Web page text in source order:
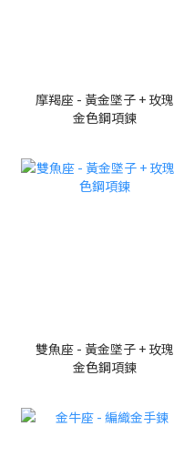
摩羯座 - 黃金墜子 + 玫瑰
金色鋼項鍊
雙魚座 - 黃金墜子 + 玫瑰
金色鋼項鍊